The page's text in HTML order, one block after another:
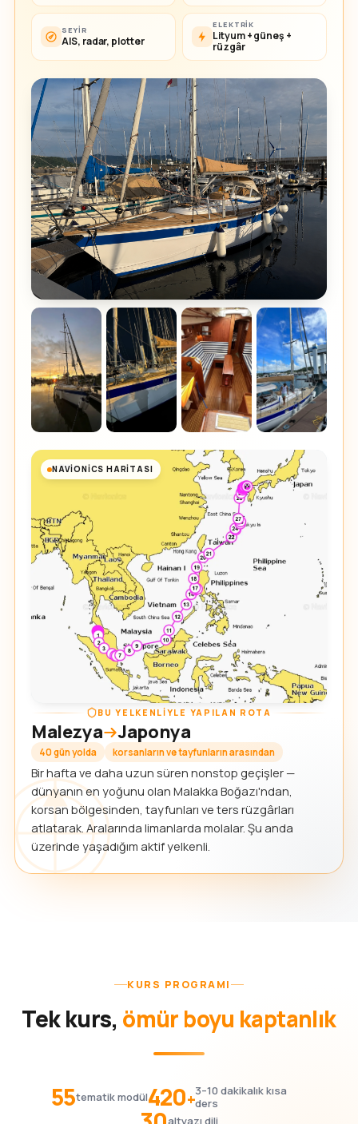
SEYIR
AIS, radar, plotter
ELEKTRIK
Lityum + güneş +
rüzgâr
NAVIONICS HARITASI
BU YELKENLIYLE YAPILAN ROTA
Malezya Japonya
40 gün yolda korsanların ve tayfunların arasından
Bir hafta ve daha uzun süren nonstop geçişler —
dünyanın en yoğunu olan Malakka Boğazı'ndan,
korsan bölgesinden, tayfunları ve ters rüzgârları
atlatarak. Aralarında limanlarda molalar. Şu anda
üzerinde yaşadığım aktif yelkenli.
KURS PROGRAMI
Tek kurs, ömür boyu kaptanlık
55tematik modül420+3–10 dakikalık kısa
ders
altyazı dili